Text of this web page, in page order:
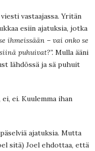
vastaajassa. Yritän
esiin ajatuksia, jotka
ihmeissään – vai onko se
puhuivat?”. Mulla ääni
lähdössä ja sä puhuit
ei. Kuulemma ihan
ajatuksia. Mutta
sitä) Joel ehdottaa, että